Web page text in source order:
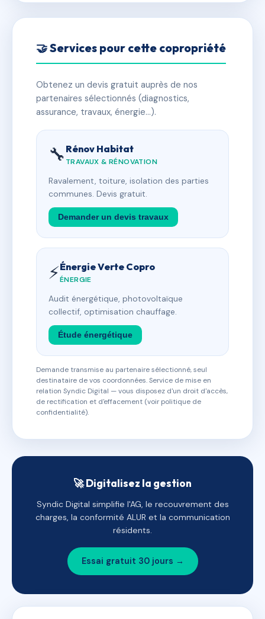
🤝 Services pour cette copropriété
Obtenez un devis gratuit auprès de nos
partenaires sélectionnés (diagnostics,
assurance, travaux, énergie…).
🔧 Rénov Habitat
TRAVAUX & RÉNOVATION
Ravalement, toiture, isolation des parties
communes. Devis gratuit.
Demander un devis travaux
⚡Énergie Verte Copro
ÉNERGIE
Audit énergétique, photovoltaïque
collectif, optimisation chauffage.
Étude énergétique
Demande transmise au partenaire sélectionné, seul
destinataire de vos coordonnées. Service de mise en
relation Syndic Digital — vous disposez d'un droit d'accès,
de rectification et d'effacement (voir politique de
confidentialité).
🚀 Digitalisez la gestion
Syndic Digital simplifie l'AG, le recouvrement des
charges, la conformité ALUR et la communication
résidents.
Essai gratuit 30 jours →